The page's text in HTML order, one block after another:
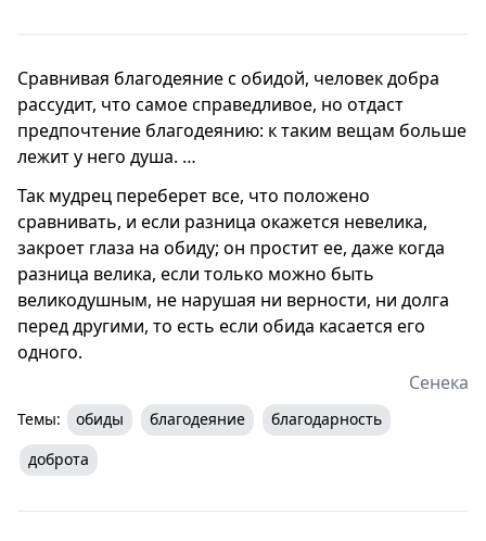
Сравнивая благодеяние с обидой, человек добра
рассудит, что самое справедливое, но отдаст
предпочтение благодеянию: к таким вещам больше
лежит у него душа. …
Так мудрец переберет все, что положено
сравнивать, и если разница окажется невелика,
закроет глаза на обиду; он простит ее, даже когда
разница велика, если только можно быть
великодушным, не нарушая ни верности, ни долга
перед другими, то есть если обида касается его
одного.
Сенека
Темы: обиды благодеяние
благодарность
доброта